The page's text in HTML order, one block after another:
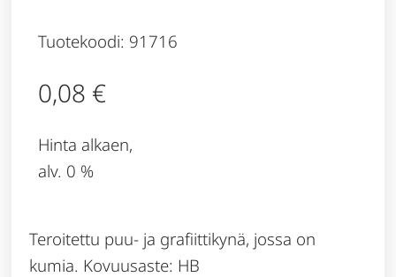
Tuotekoodi: 91716
0,08 €
Hinta alkaen,
alv. 0 %
Teroitettu puu- ja grafiittikynä, jossa on
kumia. Kovuusaste: HB